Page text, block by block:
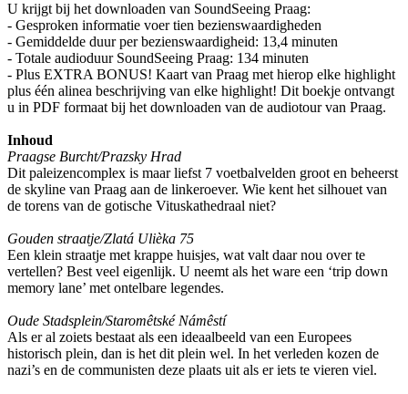
U krijgt bij het downloaden van SoundSeeing Praag:
- Gesproken informatie voer tien bezienswaardigheden
- Gemiddelde duur per bezienswaardigheid: 13,4 minuten
- Totale audioduur SoundSeeing Praag: 134 minuten
- Plus EXTRA BONUS! Kaart van Praag met hierop elke highlight
plus één alinea beschrijving van elke highlight! Dit boekje ontvangt
u in PDF formaat bij het downloaden van de audiotour van Praag.
Inhoud
Praagse Burcht/Prazsky Hrad
Dit paleizencomplex is maar liefst 7 voetbalvelden groot en beheerst
de skyline van Praag aan de linkeroever. Wie kent het silhouet van
de torens van de gotische Vituskathedraal niet?
Gouden straatje/Zlatá Ulièka 75
Een klein straatje met krappe huisjes, wat valt daar nou over te
vertellen? Best veel eigenlijk. U neemt als het ware een ‘trip down
memory lane’ met ontelbare legendes.
Oude Stadsplein/Staromêtské Námêstí
Als er al zoiets bestaat als een ideaalbeeld van een Europees
historisch plein, dan is het dit plein wel. In het verleden kozen de
nazi’s en de communisten deze plaats uit als er iets te vieren viel.